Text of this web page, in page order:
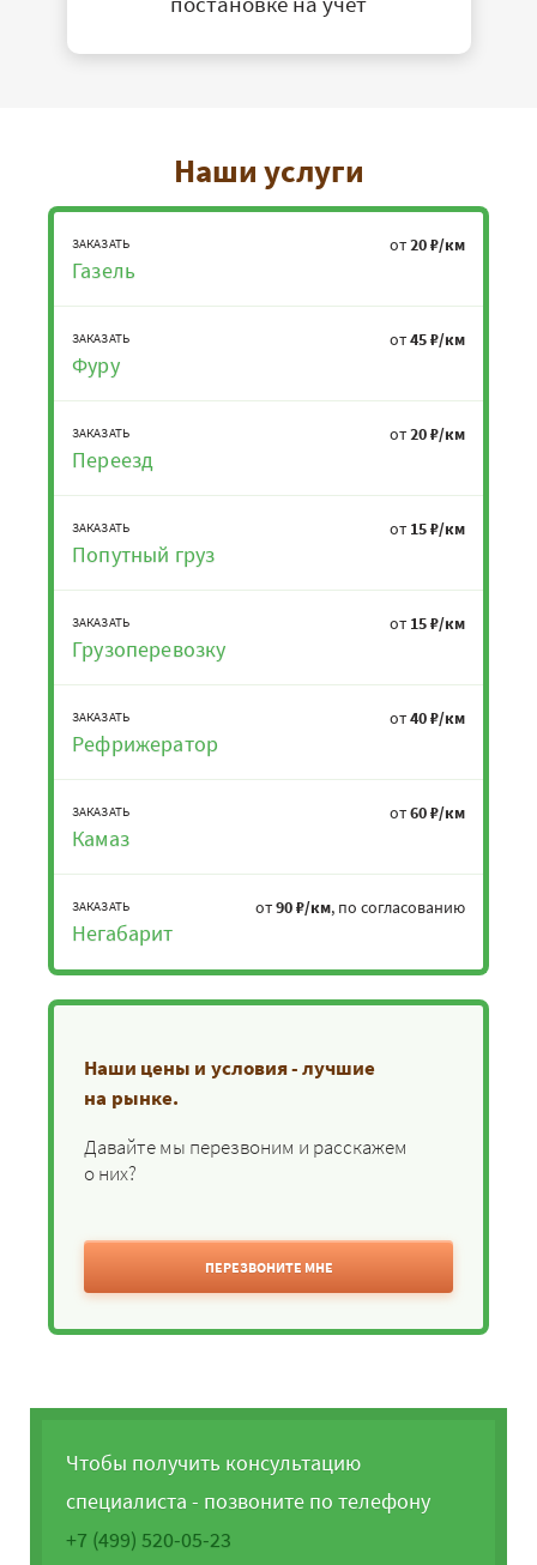
Наши услуги
ЗАКАЗАТЬ
Газель
от20 ₽/км
ЗАКАЗАТЬ
Фуру
от45 ₽/км
ЗАКАЗАТЬ
Переезд
от20 ₽/км
ЗАКАЗАТЬ
Попутный груз
от 15 ₽/км
ЗАКАЗАТЬ
Грузоперевозку
от 15 ₽/км
ЗАКАЗАТЬ
Рефрижератор
от40 ₽/км
ЗАКАЗАТЬ
Камаз
от60 ₽/км
ЗАКАЗАТЬ
Негабарит
от90 ₽/км, по согласованию
Наши цены и условия - лучшие
на рынке.
Давайте мы перезвоним и расскажем
о них?
ПЕРЕЗВОНИТЕ МНЕ
Чтобы получить консультацию
специалиста - позвоните по телефону
+7 (499) 520-05-23